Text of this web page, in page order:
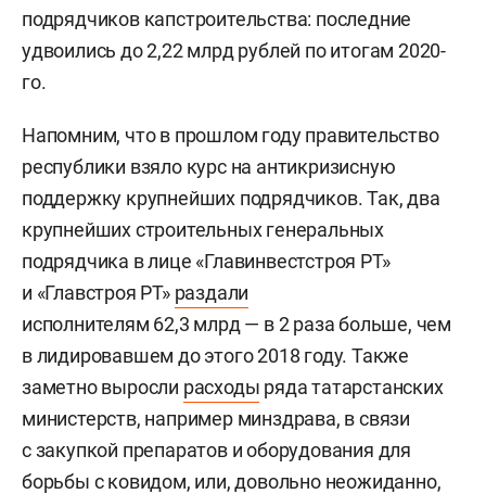
подрядчиков капстроительства: последние
удвоились до 2,22 млрд рублей по итогам 2020-
го.
Напомним, что в прошлом году правительство
республики взяло курс на антикризисную
поддержку крупнейших подрядчиков. Так, два
крупнейших строительных генеральных
подрядчика в лице «Главинвестстроя РТ»
и «Главстроя РТ» раздали
исполнителям 62,3 млрд — в 2 раза больше, чем
в лидировавшем до этого 2018 году. Также
заметно выросли расходы ряда татарстанских
министерств, например минздрава, в связи
с закупкой препаратов и оборудования для
борьбы с ковидом, или, довольно неожиданно,